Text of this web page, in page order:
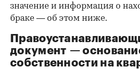
00:00 / 00:00
значение и информация о
браке — об этом ниже.
документ —
собственности на